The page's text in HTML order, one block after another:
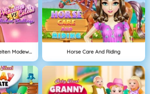
Prinzessen Vs. Berühmtheiten Modewettbewerb Horse Care And Riding